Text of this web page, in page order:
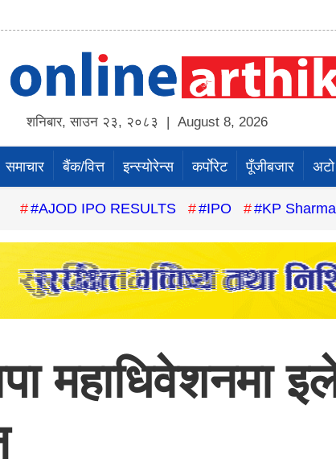
शनिबार,साउन २३, २०८३ | August 8, 2026
समाचार बैंक/वित्त इन्स्योरेन्स कर्पाेरेट पूँजीबजार अटो
#AJOD IPO RESULTS #IPO #KP
महाधिवेशनमा